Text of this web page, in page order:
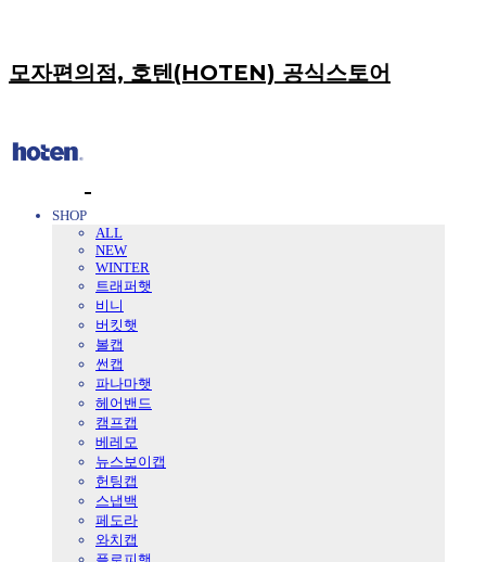
모자편의점, 호텐(HOTEN) 공식스토어
SHOP
ALL
NEW
WINTER
트래퍼햇
비니
버킷햇
볼캡
썬캡
파나마햇
헤어밴드
캠프캡
베레모
뉴스보이캡
헌팅캡
스냅백
페도라
와치캡